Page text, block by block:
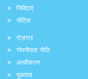
निविदाएं
नोटिस
रोज़गार
गोपनीयता नीति
अस्वीकरण
पूछताछ